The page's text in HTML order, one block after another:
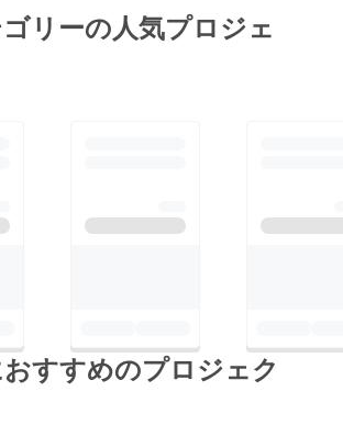
す！リーの人気プロジェ
すすめのプロジェク